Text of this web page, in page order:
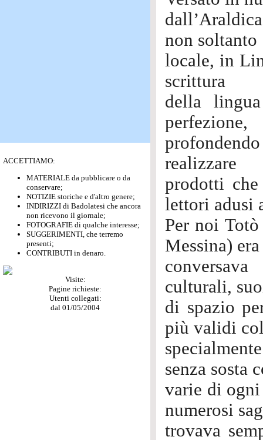
ACCETTIAMO:
MATERIALE da pubblicare o da
conservare;
NOTIZIE storiche e d'altro genere;
INDIRIZZI di Badolatesi che ancora
non ricevono il giornale;
FOTOGRAFIE di qualche interesse;
SUGGERIMENTI, che terremo
presenti;
CONTRIBUTI in denaro.
Visite:
Pagine richieste:
Utenti collegati:
dal 01/05/2004
non soltanto
locale, in
scrittura
della
perfezione,
realizzare
prodotti
lettori adusi
Per noi
Messina)
culturali,
di spazio
più validi
senza sosta
varie di ogni
numerosi
trovava